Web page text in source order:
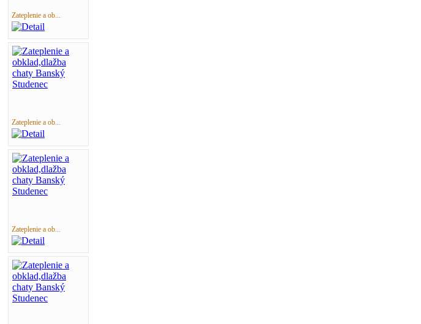
Zateplenie a ob...
Zateplenie a ob...
Zateplenie a ob...